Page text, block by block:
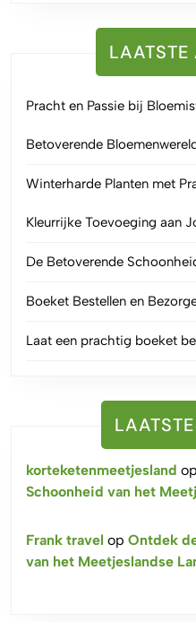
LAATSTE
Pracht en Passie bij
Betoverende
Winterharde Planten met
Kleurrijke Toevoeging aan
De Betoverende
Boeket Bestellen en
Laat een prachtig boeket
korteketenmeetjesland op
Schoonheid van het
Frank travel op Ontdek
van het Meetjeslandse